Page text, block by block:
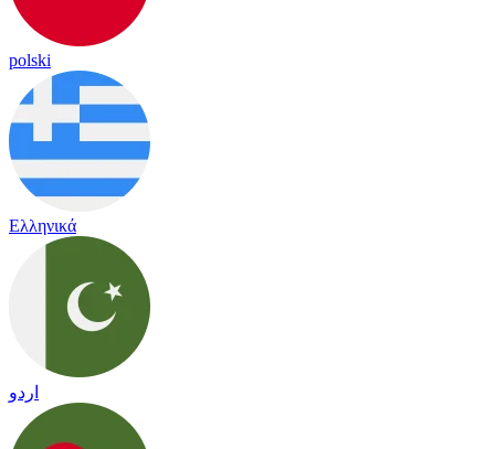
polski
Ελληνικά
اردو